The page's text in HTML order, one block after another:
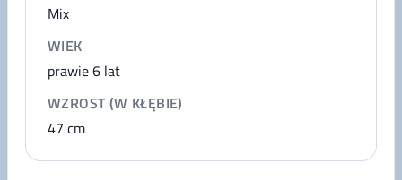
Mix
WIEK
prawie 6 lat
WZROST (W KŁĘBIE)
47 cm